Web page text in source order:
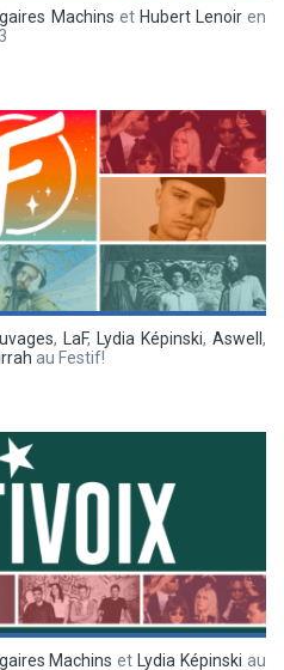
Machins et Hubert Lenoiren
, LaF, Lydia Képinski, Aswell ,
au Festif!
Machins et Lydia Képinski au